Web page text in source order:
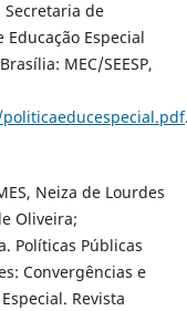
Secretaria de
Educação Especial
MEC/SEESP,
Neiza de Lourdes
Oliveira;
Políticas Públicas
Convergências e
Revista